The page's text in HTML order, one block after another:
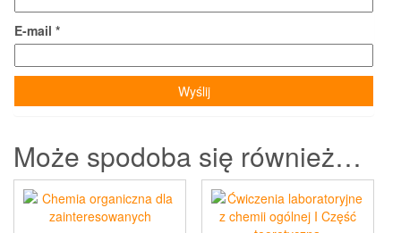
E-mail *
Może spodoba się również…